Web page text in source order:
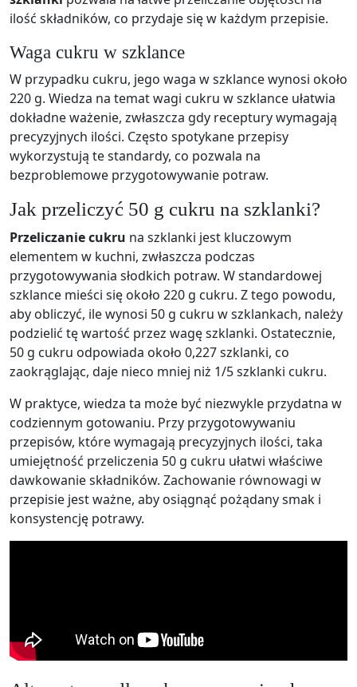
ilość składników, co przydaje się w każdym przepisie.
Waga cukru w szklance
W przypadku cukru, jego waga w szklance wynosi około
220 g. Wiedza na temat wagi cukru w szklance ułatwia
dokładne ważenie, zwłaszcza gdy receptury wymagają
precyzyjnych ilości. Często spotykane przepisy
wykorzystują te standardy, co pozwala na
bezproblemowe przygotowywanie potraw.
Jak przeliczyć 50 g cukru na szklanki?
Przeliczanie cukru na szklanki jest kluczowym
elementem w kuchni, zwłaszcza podczas
przygotowywania słodkich potraw. W standardowej
szklance mieści się około 220 g cukru. Z tego powodu,
aby obliczyć, ile wynosi 50 g cukru w szklankach, należy
podzielić tę wartość przez wagę szklanki. Ostatecznie,
50 g cukru odpowiada około 0,227 szklanki, co
zaokrąglając, daje nieco mniej niż 1/5 szklanki cukru.
W praktyce, wiedza ta może być niezwykle przydatna w
codziennym gotowaniu. Przy przygotowywaniu
przepisów, które wymagają precyzyjnych ilości, taka
umiejętność przeliczenia 50 g cukru ułatwi właściwe
dawkowanie składników. Zachowanie równowagi w
przepisie jest ważne, aby osiągnąć pożądany smak i
konsystencję potrawy.